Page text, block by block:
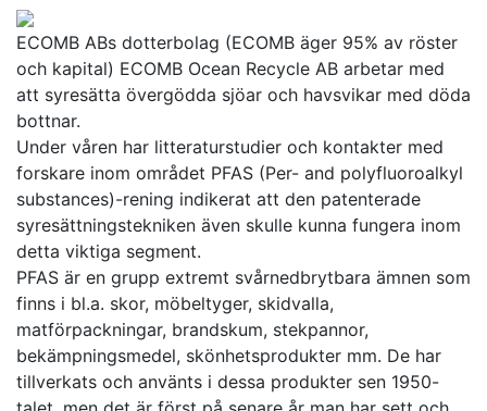
ECOMB ABs dotterbolag (ECOMB äger 95% av röster
och kapital) ECOMB Ocean Recycle AB arbetar med
att syresätta övergödda sjöar och havsvikar med döda
bottnar.
Under våren har litteraturstudier och kontakter med
forskare inom området PFAS (Per- and polyfluoroalkyl
substances)-rening indikerat att den patenterade
syresättningstekniken även skulle kunna fungera inom
detta viktiga segment.
PFAS är en grupp extremt svårnedbrytbara ämnen som
finns i bl.a. skor, möbeltyger, skidvalla,
matförpackningar, brandskum, stekpannor,
bekämpningsmedel, skönhetsprodukter mm. De har
tillverkats och använts i dessa produkter sen 1950-